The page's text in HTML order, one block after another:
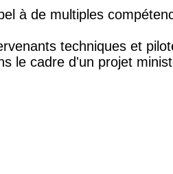
à de multiples
techniques et
le cadre d'un projet